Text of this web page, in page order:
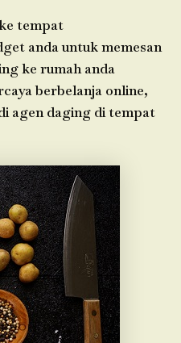
tempat
anda untuk memesan
ke rumah anda
berbelanja online,
agen daging di tempat